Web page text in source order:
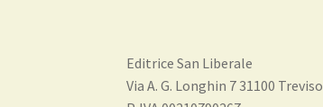
Editrice San Liberale
Via A. G. Longhin 7 31100 Treviso